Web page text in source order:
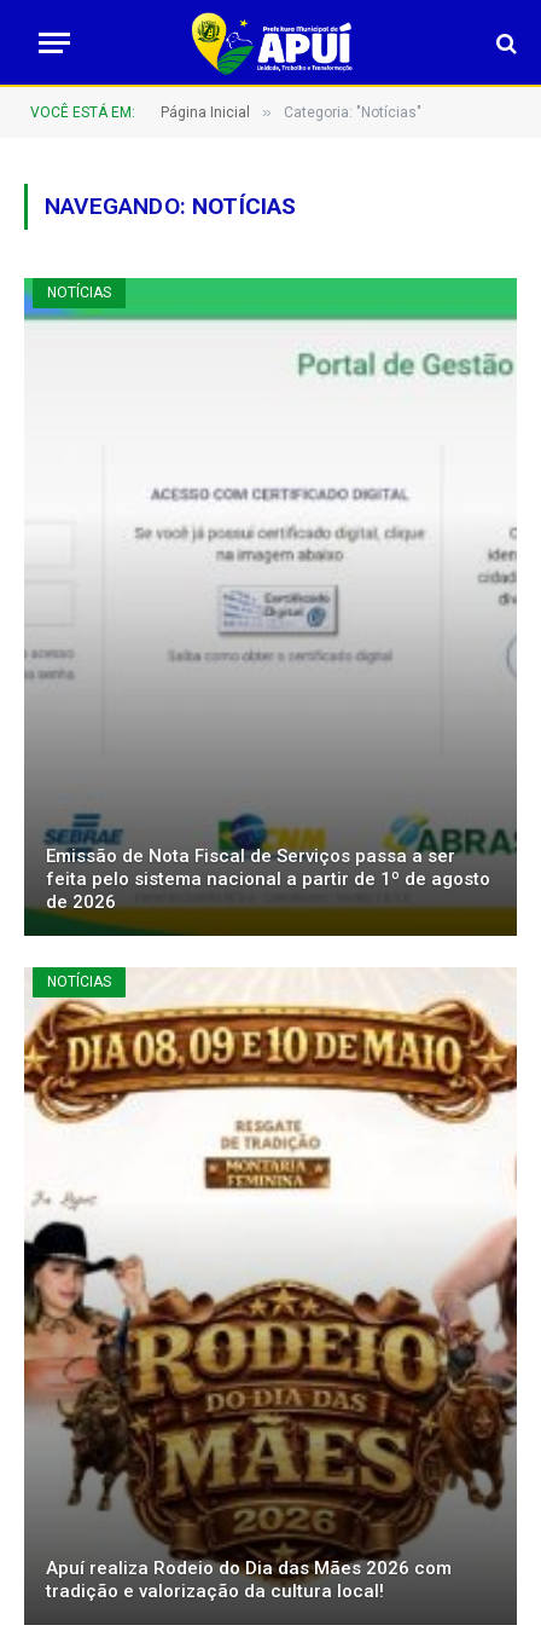
VOCÊ ESTÁ EM: Página Inicial » Categoria: "Notícias"
NAVEGANDO: NOTÍCIAS
NOTÍCIAS
Emissão de Nota Fiscal de Serviços passa a ser
feita pelo sistema nacional a partir de 1º de agosto
de 2026
NOTÍCIAS
Apuí realiza Rodeio do Dia das Mães 2026 com
tradição e valorização da cultura local!